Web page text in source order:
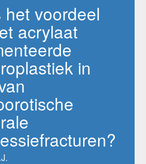
het voordeel
acrylaat
in